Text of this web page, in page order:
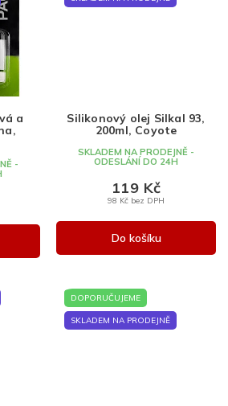
a
-
Silikonový olej Silkal 93,
200ml, Coyote
SKLADEM NA PRODEJNĚ -
ODESLÁNÍ DO 24H
98 Kč bez DPH
119 Kč
Do košíku
DOPORUČUJEME
SKLADEM NA PRODEJNĚ